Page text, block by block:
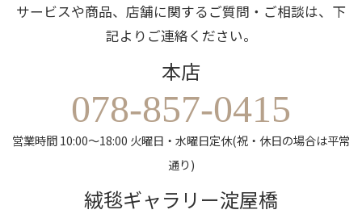
サービスや商品、店舗に関するご質問・ご相談は、下
記よりご連絡ください。
本店
078-857-0415
営業時間 10:00～18:00 火曜日・水曜日定休(祝・休日の場合は平常
通り)
絨毯ギャラリー淀屋橋